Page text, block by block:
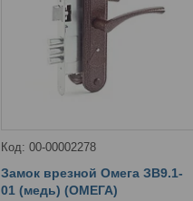
00-00002278
Замок врезной Омега ЗВ9.1-
01 (медь) (ОМЕГА)